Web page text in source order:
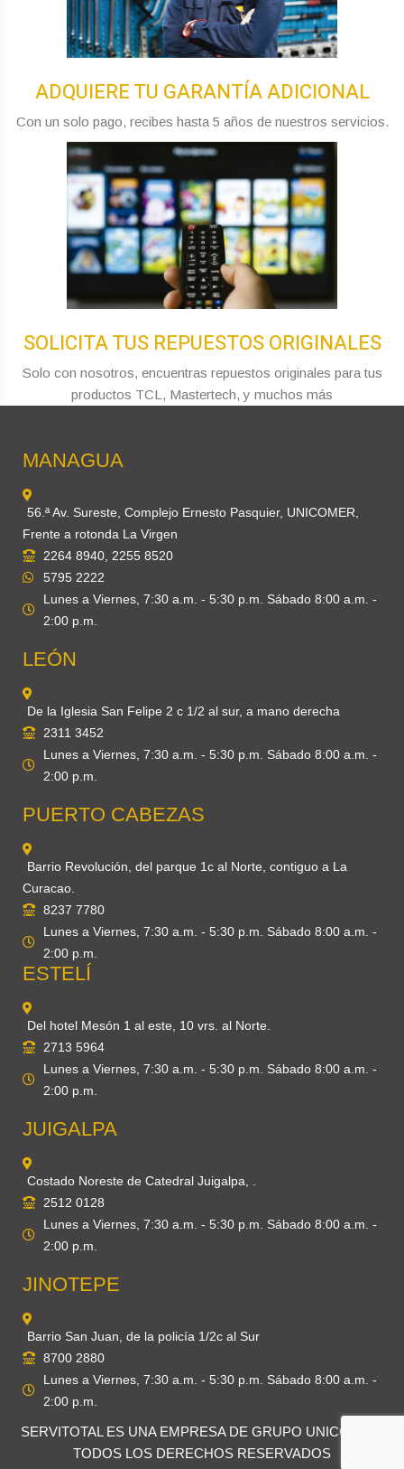
ADQUIERE TU GARANTÍA ADICIONAL
Con un solo pago, recibes hasta 5 años de nuestros servicios.
SOLICITA TUS REPUESTOS ORIGINALES
Solo con nosotros, encuentras repuestos originales para tus
productos TCL, Mastertech, y muchos más
MANAGUA
56.ª Av. Sureste, Complejo Ernesto Pasquier, UNICOMER,
Frente a rotonda La Virgen
2264 8940, 2255 8520
5795 2222
Lunes a Viernes, 7:30 a.m. - 5:30 p.m. Sábado 8:00 a.m. -
2:00 p.m.
LEÓN
De la Iglesia San Felipe 2 c 1/2 al sur, a mano derecha
2311 3452
Lunes a Viernes, 7:30 a.m. - 5:30 p.m. Sábado 8:00 a.m. -
2:00 p.m.
PUERTO CABEZAS
Barrio Revolución, del parque 1c al Norte, contiguo a La
Curacao.
8237 7780
Lunes a Viernes, 7:30 a.m. - 5:30 p.m. Sábado 8:00 a.m. -
2:00 p.m.
ESTELÍ
Del hotel Mesón 1 al este, 10 vrs. al Norte.
2713 5964
Lunes a Viernes, 7:30 a.m. - 5:30 p.m. Sábado 8:00 a.m. -
2:00 p.m.
JUIGALPA
Costado Noreste de Catedral Juigalpa, .
2512 0128
Lunes a Viernes, 7:30 a.m. - 5:30 p.m. Sábado 8:00 a.m. -
2:00 p.m.
JINOTEPE
Barrio San Juan, de la policía 1/2c al Sur
8700 2880
Lunes a Viernes, 7:30 a.m. - 5:30 p.m. Sábado 8:00 a.m. -
2:00 p.m.
SERVITOTAL ES UNA EMPRESA DE GRUPO UNICOMER
TODOS LOS DERECHOS RESERVADOS